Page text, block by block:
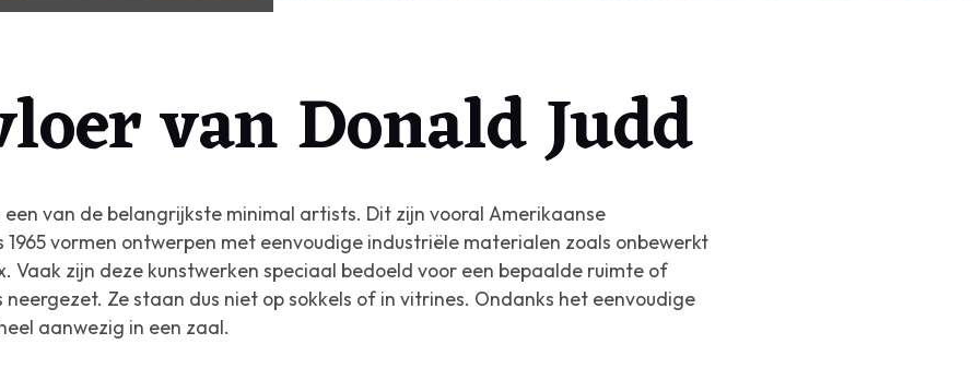
van Donald Judd
een van de belangrijkste minimal artists. Dit zijn vooral Amerikaanse
1965 vormen ontwerpen met eenvoudige industriële materialen zoals onbewerkt
Vaak zijn deze kunstwerken speciaal bedoeld voor een bepaalde ruimte of
Ze staan dus niet op sokkels of in vitrines. Ondanks het eenvoudige
aanwezig in een zaal.